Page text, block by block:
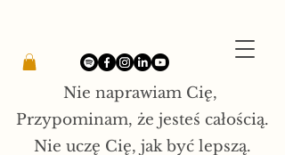
Nie naprawiam Cię,
Przypominam, że jesteś całością.
Nie uczę Cię, jak być lepszą.